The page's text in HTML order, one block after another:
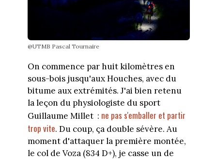
@UTMB Pascal Tournaire
On commence par huit kilomètres en
sous-bois jusqu'aux Houches, avec du
bitume aux extrémités. J'ai bien retenu
la leçon du physiologiste du sport
Guillaume Millet : ne pas s'emballer et partir
trop vite. Du coup, ça double sévère. Au
moment d'attaquer la première montée,
le col de Voza (834 D+), je casse un de